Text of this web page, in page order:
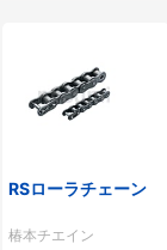
RSローラチェーン
椿本チエイン